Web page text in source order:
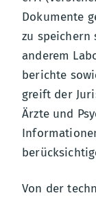
Dokumente
zu speichern
anderem
berichte
greift der
Ärzte und
Von der